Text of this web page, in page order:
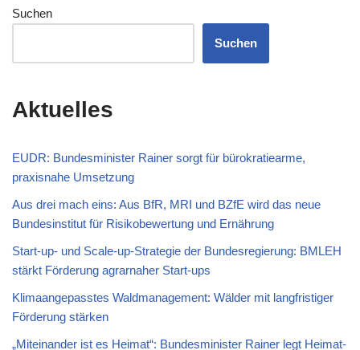
Suchen
Suchen
Aktuelles
EUDR: Bundesminister Rainer sorgt für bürokratiearme,
praxisnahe Umsetzung
Aus drei mach eins: Aus BfR, MRI und BZfE wird das neue
Bundesinstitut für Risikobewertung und Ernährung
Start-up- und Scale-up-Strategie der Bundesregierung: BMLEH
stärkt Förderung agrarnaher Start-ups
Klimaangepasstes Waldmanagement: Wälder mit langfristiger
Förderung stärken
„Miteinander ist es Heimat“: Bundesminister Rainer legt Heimat-